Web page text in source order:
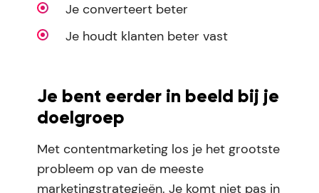
Je converteert beter
Je houdt klanten beter vast
Je bent eerder in beeld bij je
doelgroep
Met contentmarketing los je het grootste
probleem op van de meeste
marketingstrategieën. Je komt niet pas in